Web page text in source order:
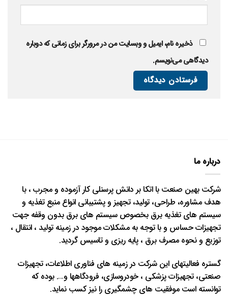
ذخیره نام، ایمیل و وبسایت من در مرورگر برای زمانی که دوباره
دیدگاهی می‌نویسم.
درباره ما
شرکت بهین صنعت با اتکا بر دانش پرسنلی کار آزموده و مجرب ، با
هدف مشاوره، طراحی، تولید، تجهیز و پشتیبانی انواع منبع تغذیه و
سیستم های تغذیه برق بخصوص سیستم های برق بدون وقفه جهت
تجهیزات حساس و با توجه به مشکلات موجود در زمینه تولید ، انتقال ،
توزیع و نحوه مصرف برق ، پایه ریزی و تاسیس گردید.
گستره فعالیتهای این شرکت در زمینه های فناوری اطلاعات، تجهیزات
صنعتی، تجهیزات پزشکی ، خودروسازی، فرودگاهها و…. بوده که
توانسته است موفقیت های چشمگیری را نیز کسب نماید.